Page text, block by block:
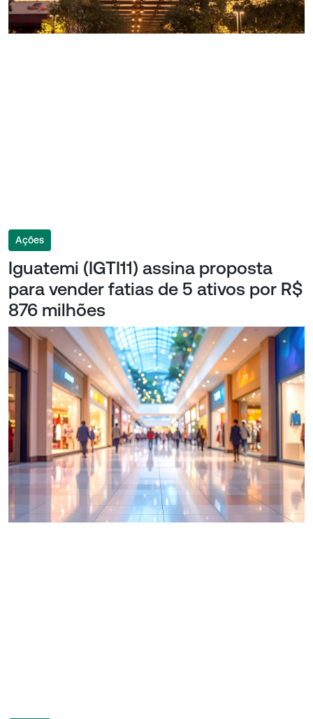
Ações
Iguatemi (IGTI11) assina proposta
para vender fatias de 5 ativos por R$
876 milhões